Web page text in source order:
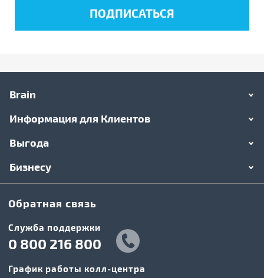
Brain
Информация для Клиентов
Выгода
Бизнесу
Обратная связь
Служба поддержки
0 800 216 800
График работы колл-центра